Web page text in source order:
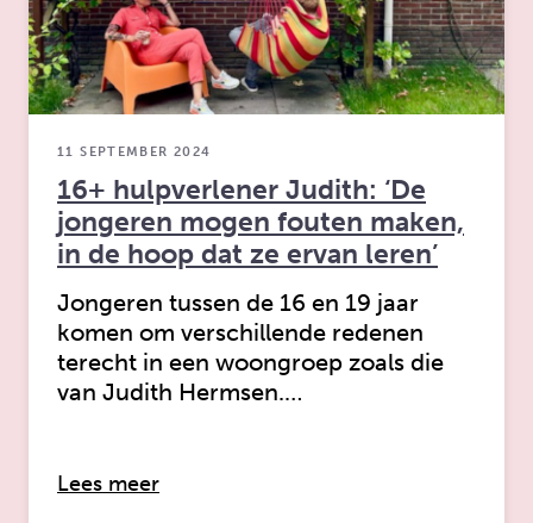
16+ hulpverlener Judith: ‘De
jongeren mogen fouten maken,
in de hoop dat ze ervan leren’
11 SEPTEMBER 2024
Jongeren tussen de 16 en 19 jaar
komen om verschillende redenen
terecht in een woongroep zoals die
van Judith Hermsen.…
Lees meerover: 16+ hulpverlener Judith: ‘De